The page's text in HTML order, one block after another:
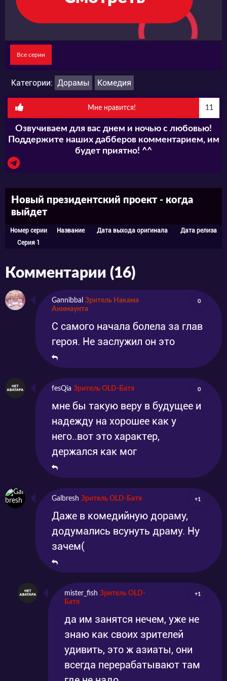
Все серии
Категории: Дорамы Комедия
Мне нравится! 11
Озвучиваем для вас днем и ночью с любовью!
Поддержите наших дабберов комментарием, им
будет приятно! ^^
Новый президентский проект - когда
выйдет
Номер серии Название Дата выхода оригинала
Дата релиза
Серия 1
Комментарии (16)
Gannibbal Зритель Накама
Анимаунта
0
С самого начала болела за глав
героя. Не заслужил он это
fesQia Зритель OLD-Батя 0
мне бы такую веру в будущее и
надежду на хорошее как у
него..вот это характер,
держался как мог
Galbresh Зритель OLD-Батя +1
Даже в комедийную дораму,
додумались всунуть драму. Ну
зачем(
mister_fish Зритель OLD-
Батя
+1
да им занятся нечем, уже не
знаю как своих зрителей
удивить, это ж азиаты, они
всегда перерабатывают там